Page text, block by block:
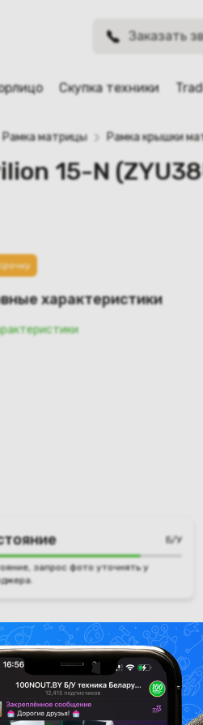
Заказать
Скупка техники
Рамка матрицы Рамка крышки
15-N
характеристики
Б/У
запрос фото уточнять у